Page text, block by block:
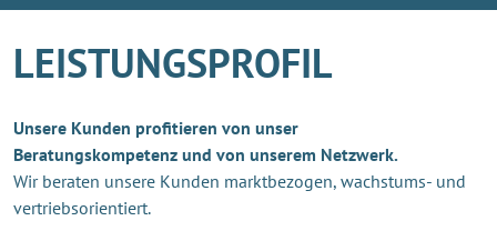
LEISTUNGSPROFIL
Unsere Kunden profitieren von unser
Beratungskompetenz und von unserem Netzwerk.
Wir beraten unsere Kunden marktbezogen, wachstums- und
vertriebsorientiert.